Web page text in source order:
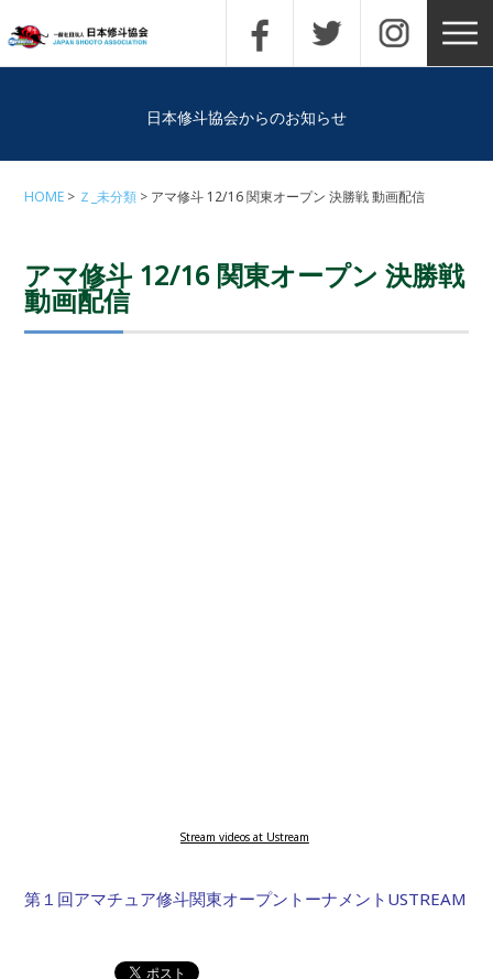
日本修斗協会からのお知らせ
HOME Ｚ_未分類 アマ修斗 12/16 関東オープン 決勝戦 動画配信
アマ修斗 12/16 関東オープン 決勝戦
動画配信
Stream videos at Ustream
第１回アマチュア修斗関東オープントーナメントUSTREAM